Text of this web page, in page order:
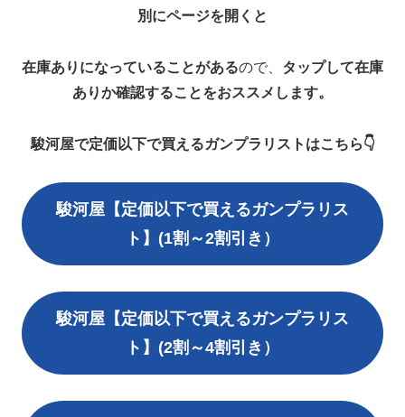
別にページを開くと
在庫ありになっていることがあるので、 タップして在庫
ありか確認することをおススメします。
駿河屋で定価以下で買えるガンプラリストはこちら👇
駿河屋【定価以下で買えるガンプラリス
ト】(1割～2割引き）
駿河屋【定価以下で買えるガンプラリス
ト】(2割～4割引き）